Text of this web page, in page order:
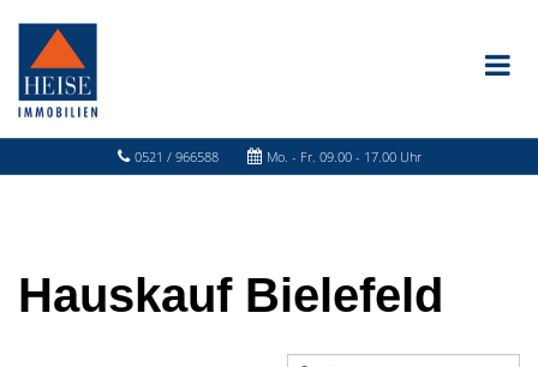
0521 / 966588 Mo. - Fr. 09.00 - 17.00 Uhr
Hauskauf Bielefeld